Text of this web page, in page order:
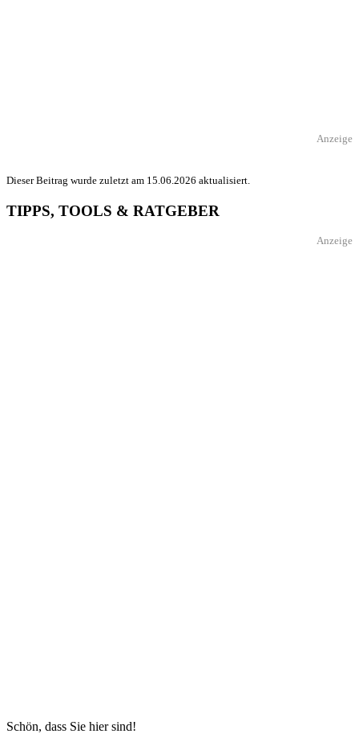
Anzeige
Dieser Beitrag wurde zuletzt am 15.06.2026 aktualisiert.
TIPPS, TOOLS & RATGEBER
Anzeige
Schön, dass Sie hier sind!